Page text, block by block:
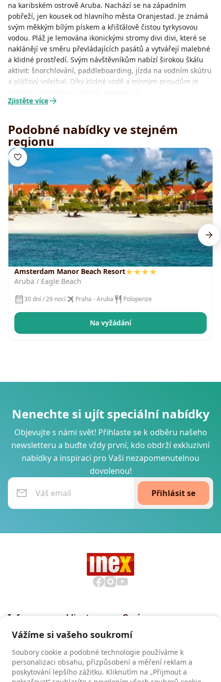
na karibském ostrově Aruba. Nachází se na západním
pobřeží, jen kousek od hlavního města Oranjestad. Je známá
svým měkkým bílým pískem a křišťálově čistou tyrkysovou
vodou. Pláž je lemována ikonickými stromy divi divi, které se
naklánějí ve směru převládajících pasátů a vytvářejí malebné
a klidné prostředí. Svým návštěvníkům nabízí širokou škálu
aktivit: šnorchlování, paddleboarding, jízda na vodním skútru
a plážový volejbal. Díky klidné vodě a mírným proudům je
Zjistěte více
Podobné nabídky ve stejném
regionu
Amsterdam Manor Beach Resort
Aruba / Eagle Beach
30 dní / 29 nocí Praha - Aruba Polopenze
Na vyžádání
Nenechte si ujít speciální nabídky
Objevujte s námi svět! Přihlaste se k odběru našeho
newsletteru a buďte vždy první, kdo obdrží exkluzivní
nabídky a inspiraci pro Vaši nezapomenutelnou
dovolenou!
Přihlásit se
Informace pro klienty
podmínky CK INEX
Pojištění CK INEX
Zásady a informace o
zpracování osobních údajů
O nás
Vážíme si vašeho soukromí
Soubory cookie a podobné technologie používáme k
personalizaci obsahu, přizpůsobení a měření reklam a
poskytování lepšího zážitku. Kliknutím na „Přijmout a